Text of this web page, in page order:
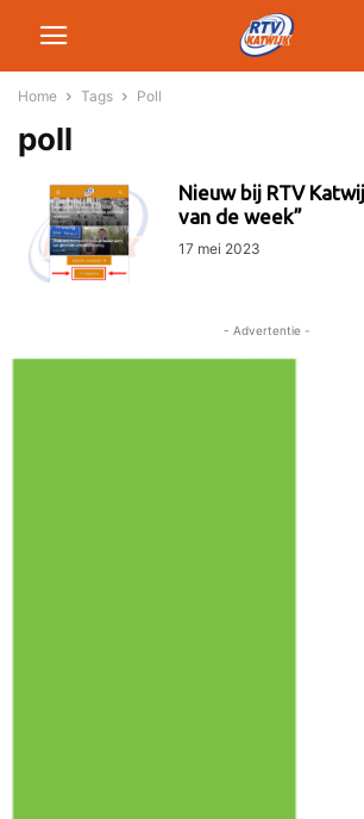
Home Tags Poll
poll
Nieuw bij RTV
van de week”
17 mei 2023
- Advertentie -